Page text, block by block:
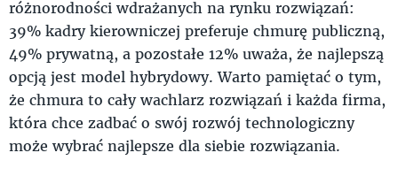
różnorodności wdrażanych na rynku rozwiązań:
39% kadry kierowniczej preferuje chmurę publiczną,
49% prywatną, a pozostałe 12% uważa, że najlepszą
opcją jest model hybrydowy. Warto pamiętać o tym,
że chmura to cały wachlarz rozwiązań i każda firma,
która chce zadbać o swój rozwój technologiczny
może wybrać najlepsze dla siebie rozwiązania.